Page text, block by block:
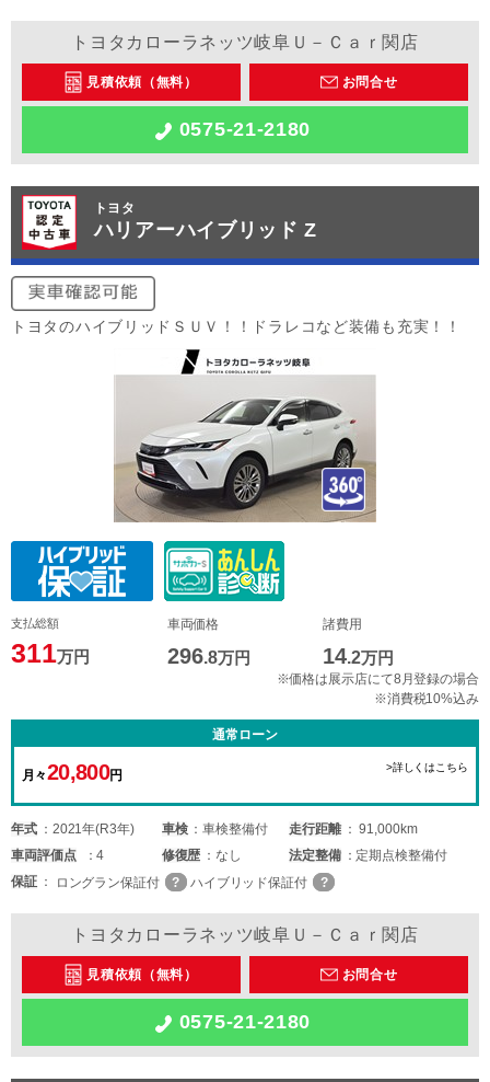
トヨタカローラネッツ岐阜Ｕ－Ｃａｒ関店
見積依頼（無料） お問合せ
0575-21-2180
トヨタ
ハリアーハイブリッド Z
トヨタのハイブリッドＳＵＶ！！ドラレコなど装備も充実！！
支払総額
311万円
車両価格
296.8万円
諸費用
14.2万円
※価格は展示店にて8月登録の場合
※消費税10%込み
通常ローン
月々20,800円
>詳しくはこちら
年式 2021年(R3年) 車検 車検整備付 走行距離
91,000km
車両評価点 4 修復歴 なし 法定整備
定期点検整備付
保証
ロングラン保証付 ハイブリッド保証付
トヨタカローラネッツ岐阜Ｕ－Ｃａｒ関店
見積依頼（無料） お問合せ
0575-21-2180